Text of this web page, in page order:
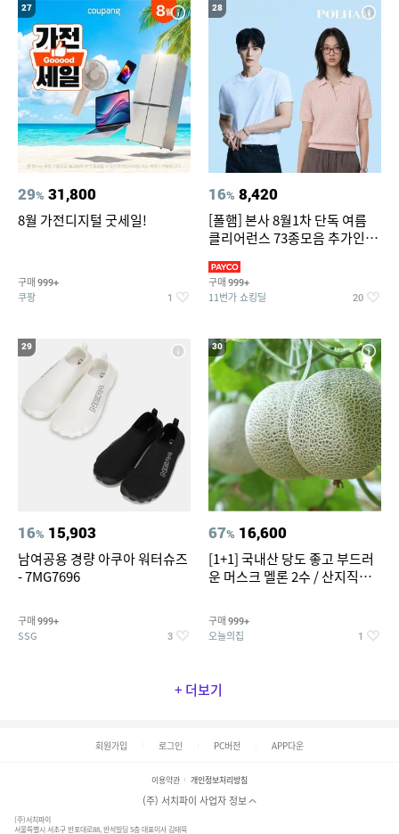
27
29% 31,800
8월 가전디지털 굿세일!
구매 999+
쿠팡 1
28
16% 8,420
[폴햄] 본사 8월1차 단독 여름
클리어런스 73종모음 추가인하
구매 999+
11번가 쇼킹딜 20
29
16% 15,903
남여공용 경량 아쿠아 워터슈즈
- 7MG7696
구매 999+
SSG 3
30
67% 16,600
[1+1] 국내산 당도 좋고 부드러
운 머스크 멜론 2수 / 산지직송 x
구매 999+
오늘의집 1
+ 더보기
회원가입 로그인 PC버전 APP다운
이용약관 개인정보처리방침
(주) 서치파이 사업자 정보
(주)서치파이
서울특별시 서초구 반포대로88, 반석빌딩 5층 대표이사 김태묵